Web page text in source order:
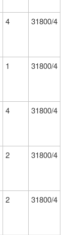
4 31800/4
1 31800/4
4 31800/4
2 31800/4
2 31800/4